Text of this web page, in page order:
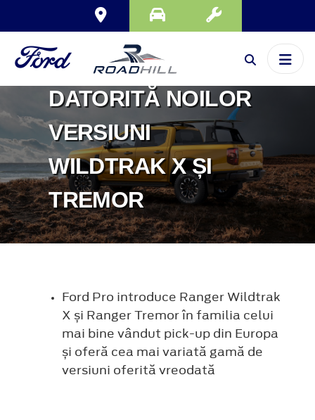
TEREN
ACCIDENTAT
DATORITĂ NOILOR
VERSIUNI
WILDTRAK X ȘI
TREMOR
Ford Pro introduce Ranger Wildtrak
X și Ranger Tremor în familia celui
mai bine vândut pick-up din Europa
și oferă cea mai variată gamă de
versiuni oferită vreodată